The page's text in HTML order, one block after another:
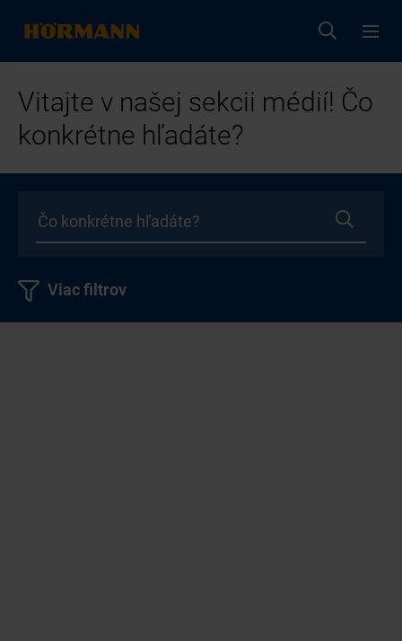
Vitajte v našej sekcii médií! Čo
konkrétne hľadáte?
Viac filtrov